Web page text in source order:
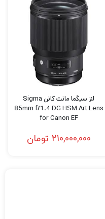
لنز سیگما مانت کانن Sigma
85mm f/1.4 DG HSM Art Lens
for Canon EF
210,000,000 تومان